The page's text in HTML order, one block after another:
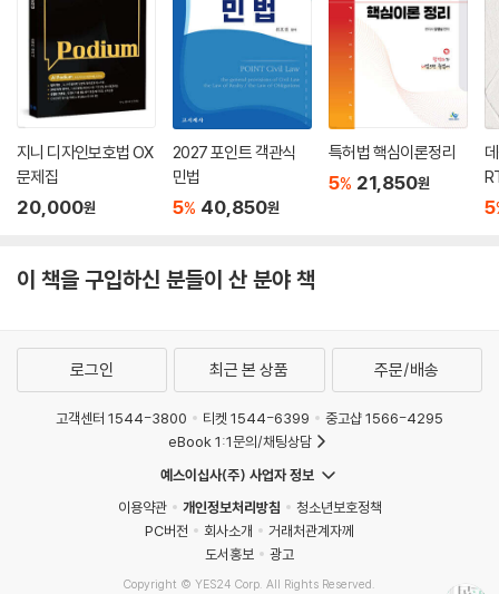
제2장 〉 채권의 소멸 _460
제1절 변 제 460
│제1관│변제의 제공 460
Ⅰ.의 의 /460 Ⅱ.변제제공의 방법 /460
(이하 생략)
제1절 채권의 기본적 효력 497
Ⅰ.채권의 대내적 효력 /497 Ⅱ.채권의 대외적 효력 /498
제2절 채무불이행과 그 구제 499
Ⅰ.의 의 /562 Ⅱ.개 관 /562
제2절 분할 · 불가분 채권관계 563
절한 꿈이 현실이 되는 날까지, 저 또한 안주하지 않고 여러분의 곁에서 최
선을 다해 돕겠습니다. 이 책이 여러분을 합격으로 이끄는 가장 확실한 길
잡이가 되기를 진심으로 기원합니다.
감사합니다.
2025년 12월 10일
- 시공간(視空間) 작업실에서 김동진배상
지니 디자인보호법 OX
문제집
20,000원
2027 포인트 객관식
민법
5% 40,850원
특허법 핵심이론정리
5% 21,850원
5
이 책을 구입하신 분들이 산 분야 책
로그인 최근 본 상품 주문/배송
고객센터 1544-3800 티켓 1544-6399
중고샵 1566-4295
eBook 1:1문의/채팅상담
예스이십사(주) 사업자 정보
이용약관
개인정보처리방침
청소년보호정책
PC버전
회사소개
거래처관계자께
도서홍보
광고
Copyright © YES24 Corp. All Rights Reserved.